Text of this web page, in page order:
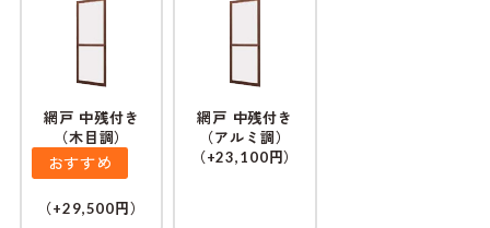
網戸 中残付き
（木目調）
おすすめ
（+29,500円）
網戸 中残付き
（アルミ調）
（+23,100円）